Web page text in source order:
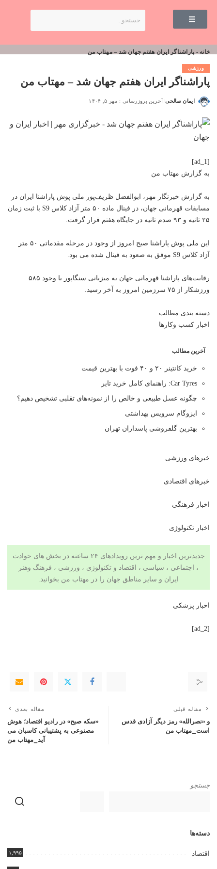
خانه - پاراشناگر ایران هفتم جهان شد – مهتاب من
ورزشی
پاراشناگر ایران هفتم جهان شد – مهتاب من
ایمان صالحی آخرین بروزرسانی : مهر ۵, ۱۴۰۴
[ad_1]
به گزارش مهتاب من
به گزارش خبرنگار مهر، ابوالفضل ظریف‌پور ملی پوش پاراشنا ایران در
مسابقات قهرمانی جهان، در فینال ماده ۵۰ متر آزاد کلاس S9 با ثبت زمان
۲۵ ثانیه و ۹۳ صدم ثانیه در جایگاه هفتم قرار گرفت.
این ملی پوش پاراشنا صبح امروز از وجود در مرحله مقدماتی ۵۰ متر
آزاد کلاس S9 موفق به صعود به فینال شده می بود.
رقابت‌های پاراشنا قهرمانی جهان به میزبانی سنگاپور با وجود ۵۸۵
ورزشکار از ۷۵ سرزمین امروز به آخر رسید.
دسته بندی مطالب
اخبار کسب وکارها
آخرین مطالب
خرید کانتینر ۲۰ و ۴۰ فوت با بهترین قیمت
Car Tyres: راهنمای کامل خرید تایر
چگونه عسل طبیعی و خالص را از نمونه‌های تقلبی تشخیص دهیم؟
ایزوگام سرویس بهداشتی
بهترین گلفروشی پاسداران تهران
خبرهای ورزشی
خبرهای اقتصادی
اخبار فرهنگی
اخبار تکنولوژی
جدیدترین اخبار و مهم ترین رویدادهای ۲۴ ساعته در بخش های حوادث
، اجتماعی ، سیاسی ، اقتصاد و تکنولوژی ، ورزشی ، فرهنگ وهنر
ایران و سایر مناطق جهان را در مهتاب من بخوانید.
اخبار پزشکی
[ad_2]
مقاله قبلی
و «نصرالله» رمز دیگر آزادی قدس
است_مهتاب من
مقاله بعدی
«سکه صبح» در رادیو اقتصاد؛ هوش
مصنوعی به پشتیبانی کاسبان می
آید_مهتاب من
جستجو
دسته‌ها
اقتصاد ۱,۹۹۵